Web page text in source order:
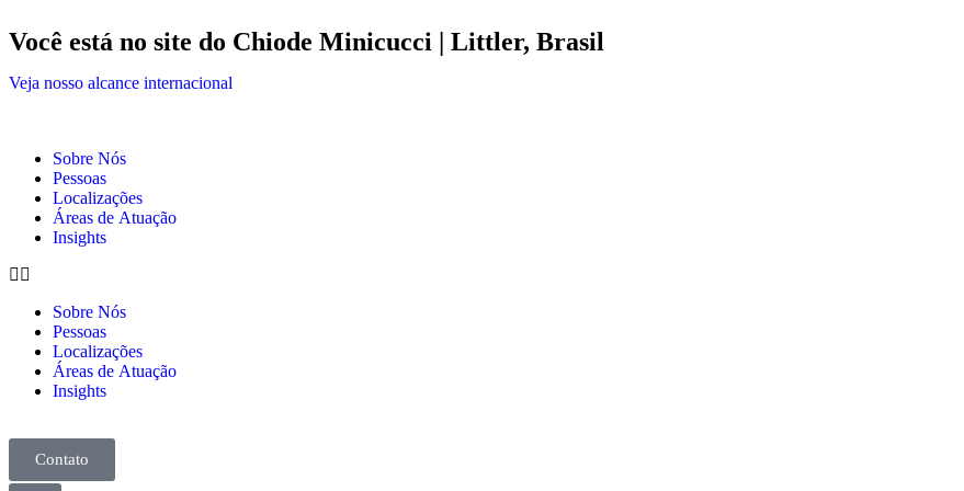
Você está no site do Chiode Minicucci | Littler, Brasil
Veja nosso alcance internacional
Sobre Nós
Pessoas
Localizações
Áreas de Atuação
Insights
Sobre Nós
Pessoas
Localizações
Áreas de Atuação
Insights
Contato